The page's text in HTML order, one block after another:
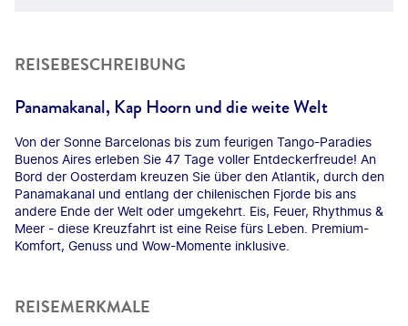
REISEBESCHREIBUNG
Panamakanal, Kap Hoorn und die weite Welt
Von der Sonne Barcelonas bis zum feurigen Tango-Paradies
Buenos Aires erleben Sie 47 Tage voller Entdeckerfreude! An
Bord der Oosterdam kreuzen Sie über den Atlantik, durch den
Panamakanal und entlang der chilenischen Fjorde bis ans
andere Ende der Welt oder umgekehrt. Eis, Feuer, Rhythmus &
Meer - diese Kreuzfahrt ist eine Reise fürs Leben. Premium-
Komfort, Genuss und Wow-Momente inklusive.
REISEMERKMALE